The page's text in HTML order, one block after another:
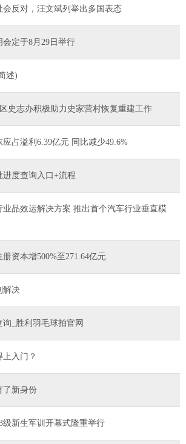
会反对，汪文斌列举出多国表态
定于8月29日举行
述)
史志办积极助力史家营村恢复重建工作
占溢利6.39亿元 同比减少49.6%
度查询入口+流程
品效运解决方案 推出首个汽车行业垂直模
资本增500%至271.64亿元
解决
_胜利羽毛球拍官网
入门？
了新身份
级新生军训开幕式隆重举行